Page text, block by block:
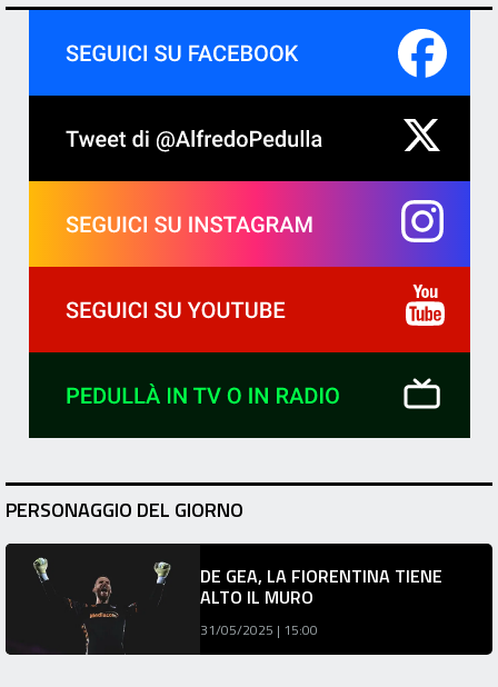
PERSONAGGIO DEL GIORNO
DE GEA, LA FIORENTINA TIENE
ALTO IL MURO
31/05/2025 | 15:00